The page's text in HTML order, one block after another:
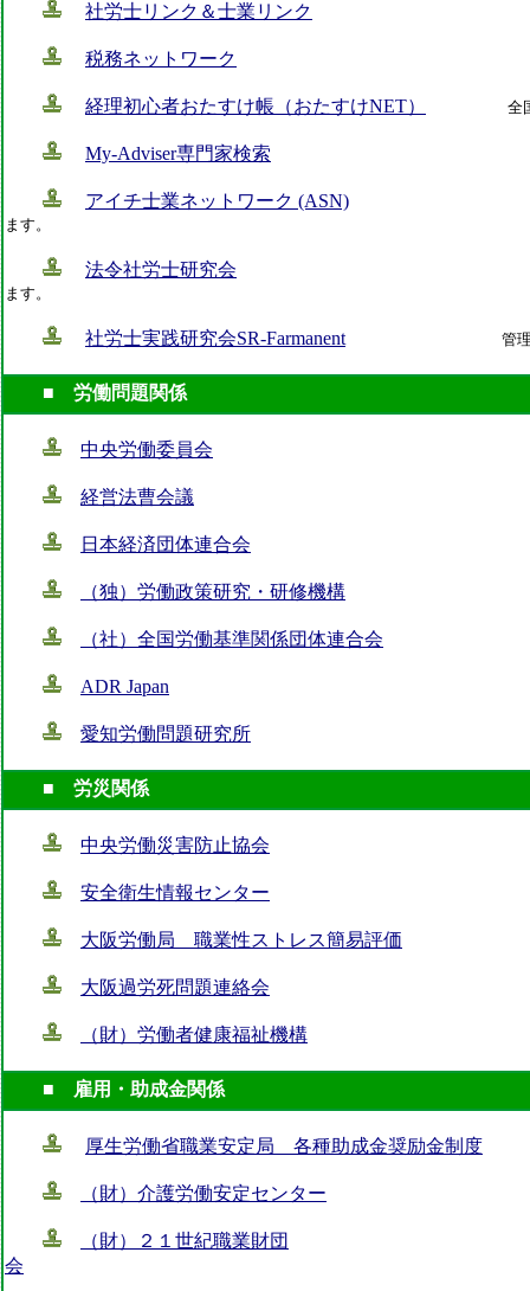
社労士リンク＆士業リンク
税務ネットワーク
経理初心者おたすけ帳（おたすけNET） 全
My-Adviser専門家検索
アイチ士業ネットワーク (ASN)
ます。
法令社労士研究会
ます。
社労士実践研究会SR-Farmanent 管理人主
■ 労働問題関係
中央労働委員会
経営法曹会議
日本経済団体連合会
（独）労働政策研究・研修機構
（社）全国労働基準関係団体連合会
ADR Japan
愛知労働問題研究所
■ 労災関係
中央労働災害防止協会
安全衛生情報センター
大阪労働局 職業性ストレス簡易評価
大阪過労死問題連絡会
（財）労働者健康福祉機構
■ 雇用・助成金関係
厚生労働省職業安定局 各種助成金奨励金制度
（財）介護労働安定センター
（財）２１世紀職業財団
会